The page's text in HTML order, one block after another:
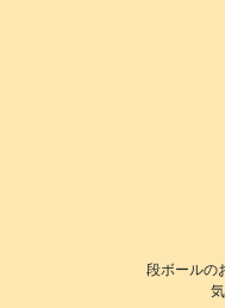
段ボールの